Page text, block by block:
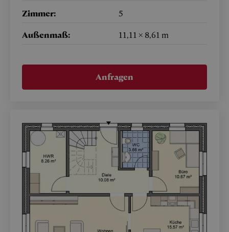
Zimmer: 5
Außenmaß: 11,11 × 8,61 m
Anfragen